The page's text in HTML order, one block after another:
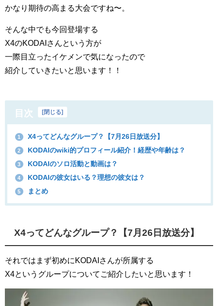
かなり期待の高まる大会ですね〜。
そんな中でも今回登場する
X4のKODAIさんという方が
一際目立ったイケメンで気になったので
紹介していきたいと思います！！
目次 閉じる
1 X4ってどんなグループ？【7月26日放送分】
2 KODAIのwiki的プロフィール紹介！経歴や年齢は？
3 KODAIのソロ活動と動画は？
4 KODAIの彼女はいる？理想の彼女は？
5 まとめ
X4ってどんなグループ？【7月26日放送分】
それではまず初めにKODAIさんが所属する
X4というグループについてご紹介したいと思います！